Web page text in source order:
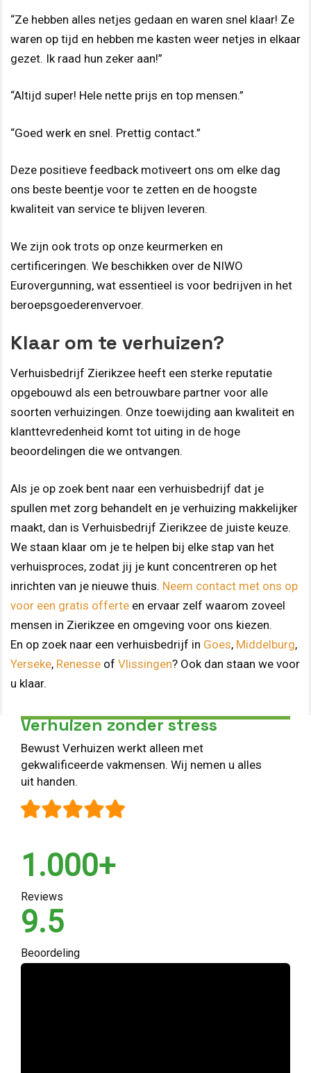
“Ze hebben alles netjes gedaan en waren snel klaar! Ze
waren op tijd en hebben me kasten weer netjes in elkaar
gezet. Ik raad hun zeker aan!”
“Altijd super! Hele nette prijs en top mensen.”
“Goed werk en snel. Prettig contact.”
Deze positieve feedback motiveert ons om elke dag
ons beste beentje voor te zetten en de hoogste
kwaliteit van service te blijven leveren.
We zijn ook trots op onze keurmerken en
certificeringen. We beschikken over de NIWO
Eurovergunning, wat essentieel is voor bedrijven in het
beroepsgoederenvervoer.
Klaar om te verhuizen?
Verhuisbedrijf Zierikzee heeft een sterke reputatie
opgebouwd als een betrouwbare partner voor alle
soorten verhuizingen. Onze toewijding aan kwaliteit en
klanttevredenheid komt tot uiting in de hoge
beoordelingen die we ontvangen.
Als je op zoek bent naar een verhuisbedrijf dat je
spullen met zorg behandelt en je verhuizing makkelijker
maakt, dan is Verhuisbedrijf Zierikzee de juiste keuze.
We staan klaar om je te helpen bij elke stap van het
verhuisproces, zodat jij je kunt concentreren op het
inrichten van je nieuwe thuis. Neem contact met ons op
voor een gratis offerte en ervaar zelf waarom zoveel
mensen in Zierikzee en omgeving voor ons kiezen.
En op zoek naar een verhuisbedrijf in Goes, Middelburg,
Yerseke, Renesse of Vlissingen? Ook dan staan we voor
u klaar.
Verhuizen zonder stress
Bewust Verhuizen werkt alleen met
gekwalificeerde vakmensen. Wij nemen u alles
uit handen.
1.000+
Reviews
9.5
Beoordeling